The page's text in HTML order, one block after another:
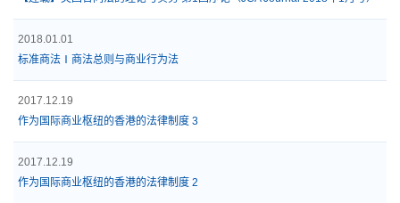
2018.01.01
标准商法Ⅰ商法总则与商业行为法
2017.12.19
作为国际商业枢纽的香港的法律制度 3
2017.12.19
作为国际商业枢纽的香港的法律制度 2